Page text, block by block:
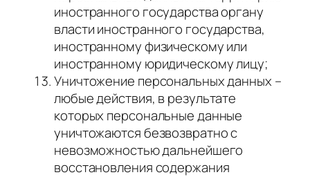
иностранного государства органу
власти иностранного государства,
иностранному физическому или
иностранному юридическому лицу;
Уничтожение персональных данных –
любые действия, в результате
которых персональные данные
уничтожаются безвозвратно с
невозможностью дальнейшего
восстановления содержания